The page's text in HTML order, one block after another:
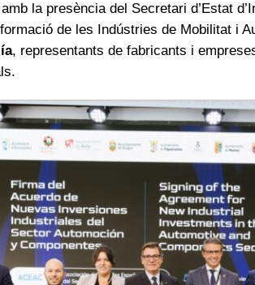
la presència del Secretari d’Estat
de les Indústries de Mobilitat i
, representants de fabricants i